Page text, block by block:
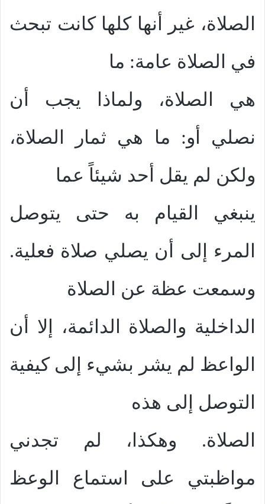
الصلاة، غير أنها كلها كانت تبحث
في الصلاة عامة: ما
هي الصلاة، ولماذا يجب أن
نصلي أو: ما هي ثمار الصلاة،
ولكن لم يقل أحد شيئاً عما
ينبغي القيام به حتى يتوصل
المرء إلى أن يصلي صلاة فعلية.
وسمعت عظة عن الصلاة
الداخلية والصلاة الدائمة، إلا أن
الواعظ لم يشر بشيء إلى كيفية
التوصل إلى هذه
الصلاة. وهكذا، لم تجدني
مواظبتي على استماع الوعظ